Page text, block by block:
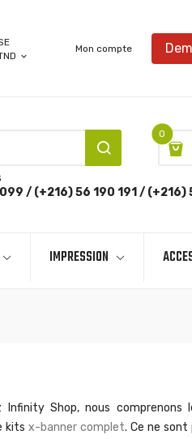
expand_more
Mon compte
0
/ (+216) 56 190 191 / (+216)
IMPRESSION
Shop, nous comprenons
kits x-banner complet. Ce ne sont